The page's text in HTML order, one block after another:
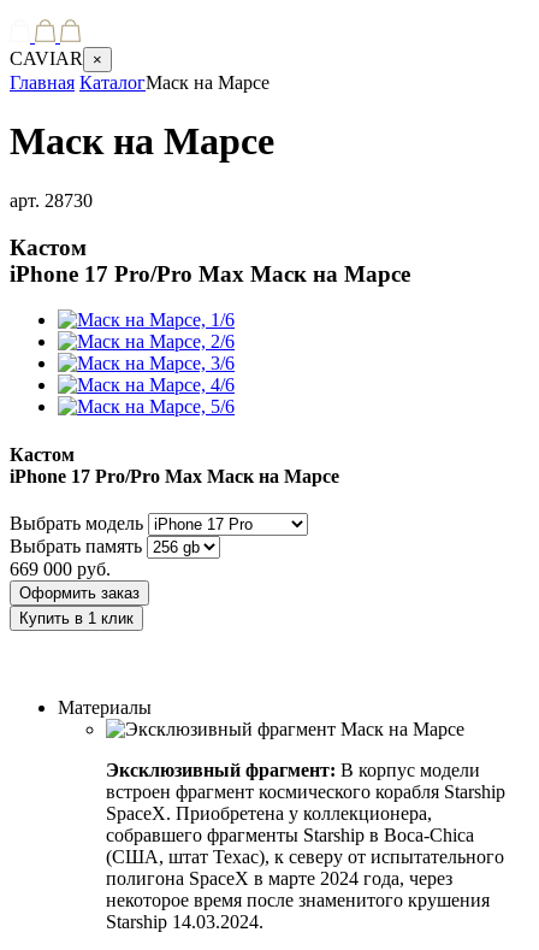
CAVIAR ×
Главная КаталогМаск на Марсе
Маск на Марсе
арт. 28730
Кастом
iPhone 17 Pro/Pro Max Маск на Марсе
Кастом
iPhone 17 Pro/Pro Max Маск на Марсе
Выбрать модель
Выбрать память
669 000 руб.
Оформить заказ
Купить в 1 клик
Материалы
Эксклюзивный фрагмент: В корпус модели
встроен фрагмент космического корабля Starship
SpaceX. Приобретена у коллекционера,
собравшего фрагменты Starship в Boca-Chica
(США, штат Техас), к северу от испытательного
полигона SpaceX в марте 2024 года, через
некоторое время после знаменитого крушения
Starship 14.03.2024.